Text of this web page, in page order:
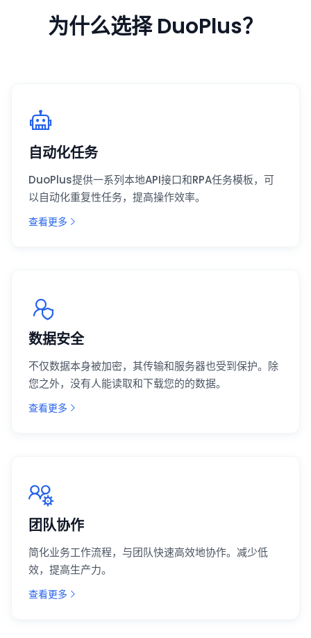
为什么选择 DuoPlus？
自动化任务
DuoPlus提供一系列本地API接口和RPA任务模板，可
以自动化重复性任务，提高操作效率。
查看更多
数据安全
不仅数据本身被加密，其传输和服务器也受到保护。除
您之外，没有人能读取和下载您的的数据。
查看更多
团队协作
简化业务工作流程，与团队快速高效地协作。减少低
效，提高生产力。
查看更多